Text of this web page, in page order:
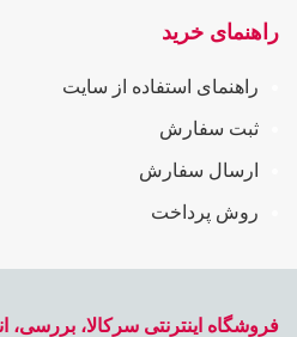
راهنمای خرید
راهنمای استفاده از سایت
ثبت سفارش
ارسال سفارش
روش پرداخت
فروشگاه اینترنتی سرکالا، بررسی،